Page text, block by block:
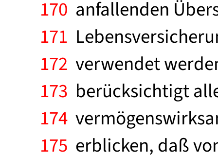
170 anfallenden
171
172 verwendet
173 berücksichtigt
174
175 erblicken, daß